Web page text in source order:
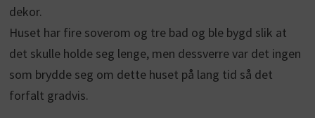
dekor.
Huset har fire soverom og tre bad og ble bygd slik at
det skulle holde seg lenge, men dessverre var det ingen
som brydde seg om dette huset på lang tid så det
forfalt gradvis.